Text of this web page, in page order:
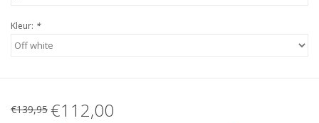
Kleur: *
€139,95 €112,00